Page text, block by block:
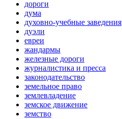
дороги
дума
духовно-учебные заведения
дуэли
евреи
жандармы
железные дороги
журналистика и пресса
законодательство
земельное право
землевладение
земское движение
земство